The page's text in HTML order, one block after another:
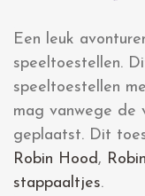
Een leuk
speeltoestellen.
speeltoestellen
mag vanwege de
geplaatst. Dit
Robin Hood,
stappaaltjes.